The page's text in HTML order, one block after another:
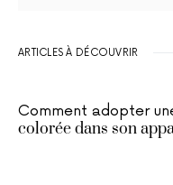
ARTICLES À DÉCOUVRIR
Comment adopter
colorée dans son